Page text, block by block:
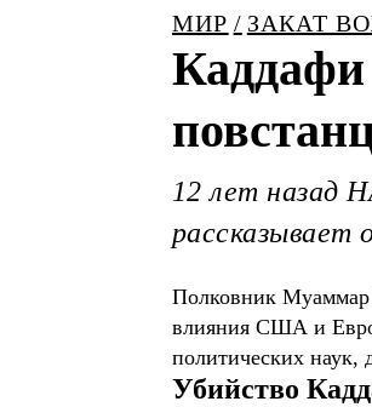
МИР ЗАКАТ
12 лет назад
рассказывает
Полковник Муаммар
влияния США и
политических
Убийство